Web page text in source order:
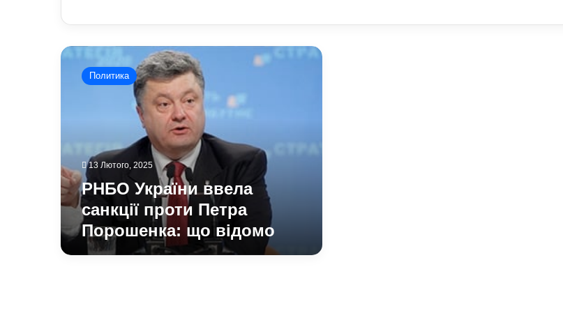
РНБО
України
ввела
що
відомо
Политика
13 Лютого, 2025
РНБО України ввела
санкції проти Петра
Порошенка: що відомо